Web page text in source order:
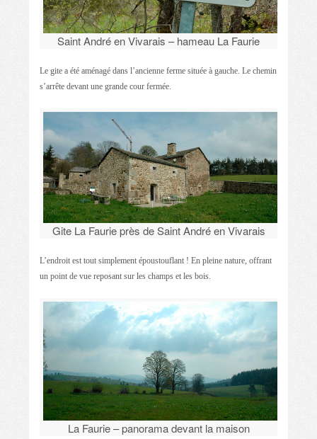
Saint André en Vivarais – hameau La Faurie
Le gite a été aménagé dans l’ancienne ferme située à gauche. Le chemin
s’arrête devant une grande cour fermée.
Gite La Faurie près de Saint André en Vivarais
L’endroit est tout simplement époustouflant ! En pleine nature, offrant
un point de vue reposant sur les champs et les bois.
La Faurie – panorama devant la maison